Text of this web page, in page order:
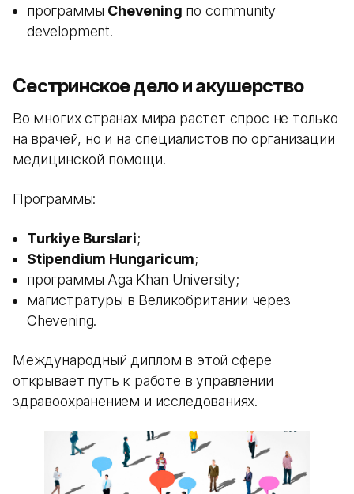
программы Chevening по community
development.
Сестринское дело и акушерство
Во многих странах мира растет спрос не только
на врачей, но и на специалистов по организации
медицинской помощи.
Программы:
Turkiye Burslari;
Stipendium Hungaricum;
программы Aga Khan University;
магистратуры в Великобритании через
Chevening.
Международный диплом в этой сфере
открывает путь к работе в управлении
здравоохранением и исследованиях.